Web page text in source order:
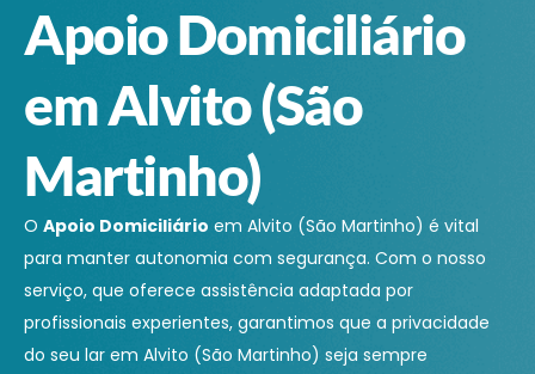
Apoio Domiciliário
em Alvito (São
Martinho)
O Apoio Domiciliário em Alvito (São Martinho) é vital
para manter autonomia com segurança. Com o nosso
serviço, que oferece assistência adaptada por
profissionais experientes, garantimos que a privacidade
do seu lar em Alvito (São Martinho) seja sempre